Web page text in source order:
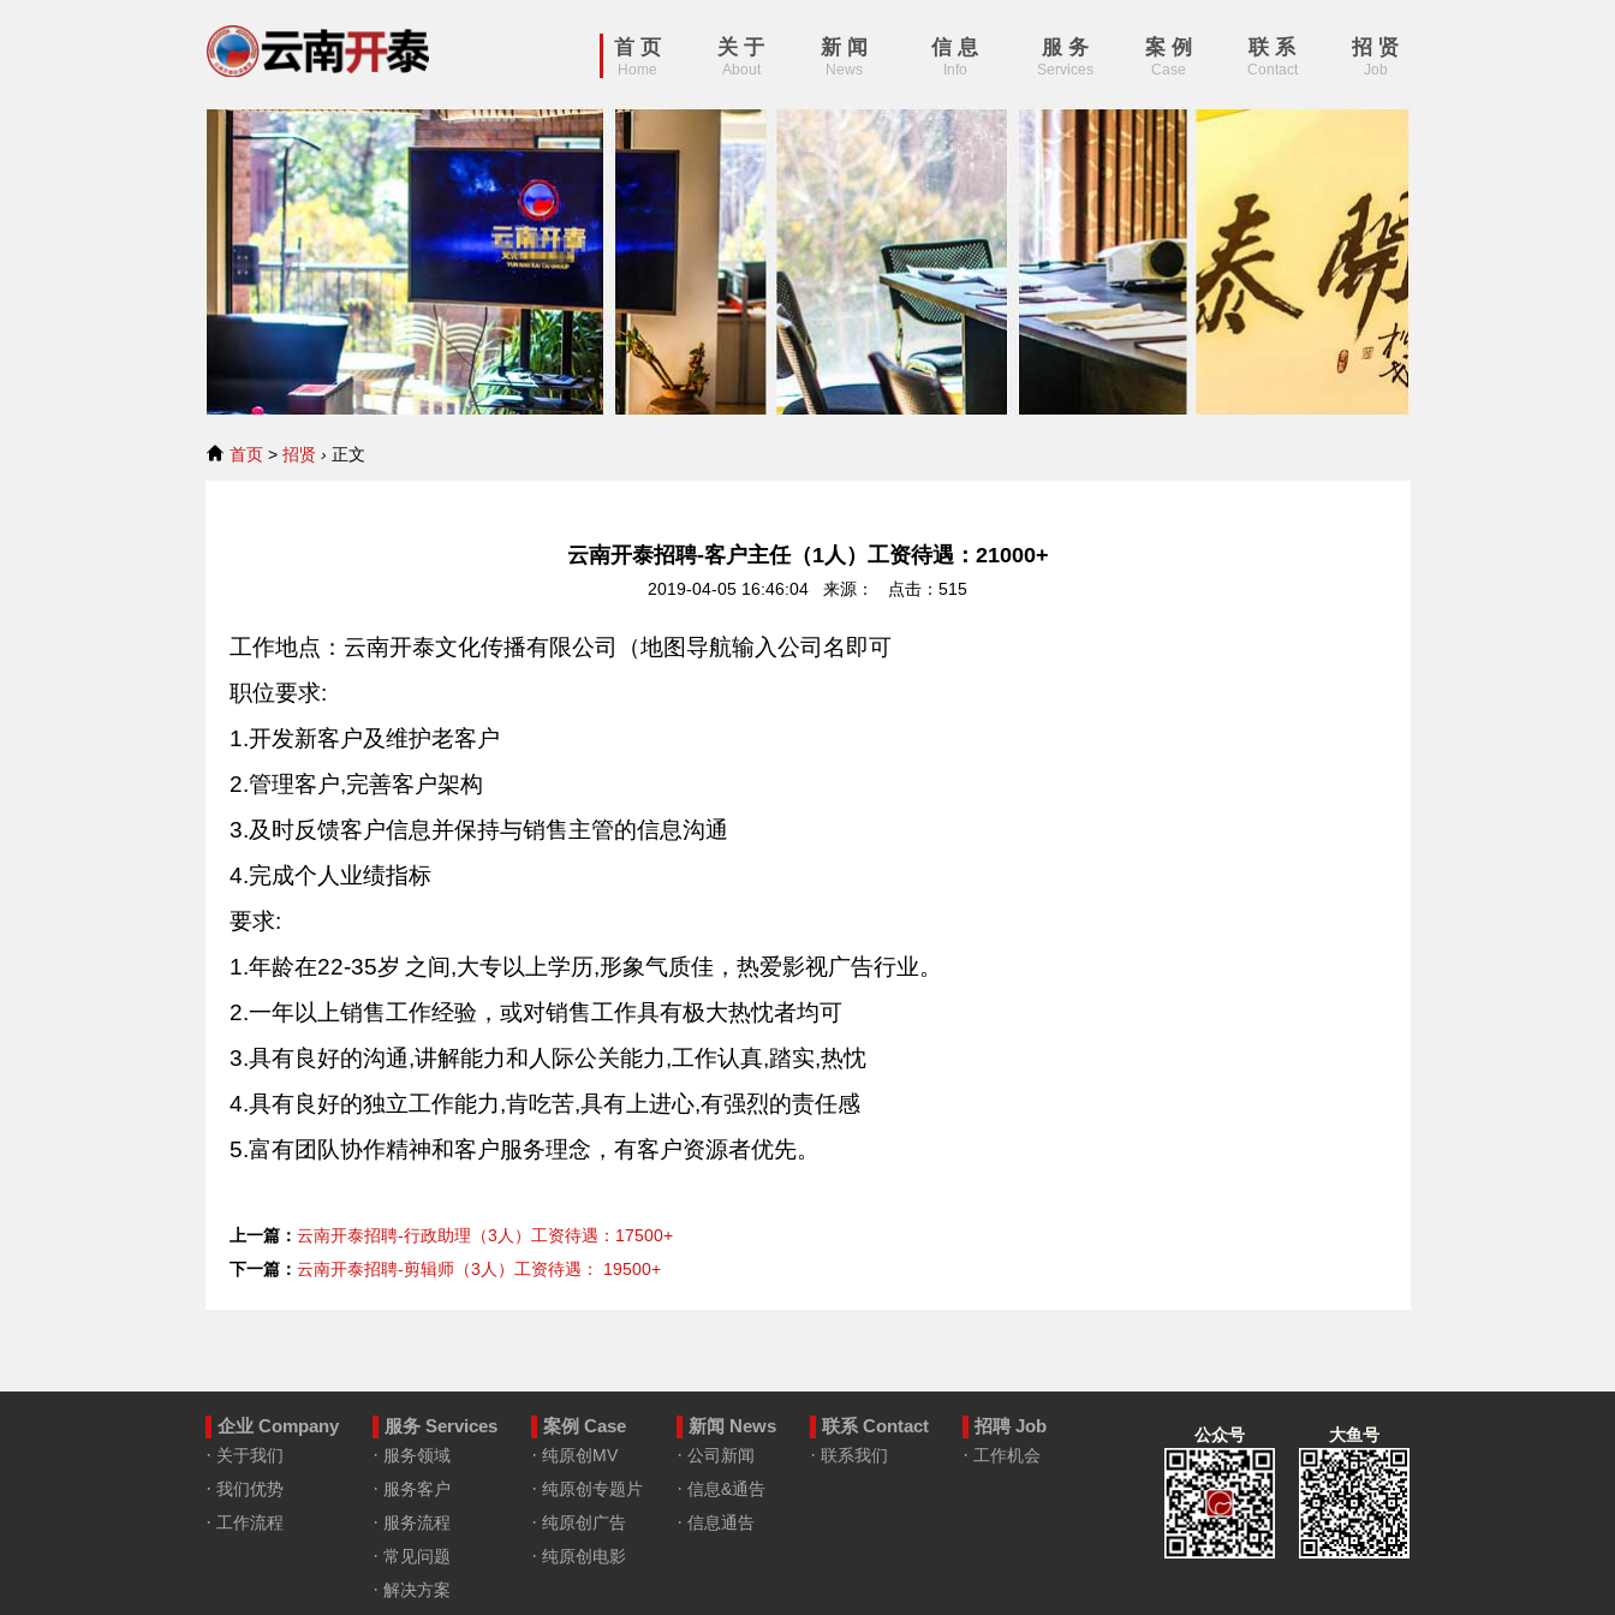
首 页
Home
关 于
About
新 闻
News
信 息
Info
服 务
Services
案 例
Case
联 系
Contact
招 贤
Job
首页> 招贤 › 正文
云南开泰招聘-客户主任（1人）工资待遇：21000+
2019-04-05 16:46:04 来源： 点击： 515
工作地点：云南开泰文化传播有限公司（地图导航输入公司名即可
职位要求:
1.开发新客户及维护老客户
2.管理客户,完善客户架构
3.及时反馈客户信息并保持与销售主管的信息沟通
4.完成个人业绩指标
要求:
1.年龄在22-35岁 之间,大专以上学历,形象气质佳，热爱影视广告行业。
2.一年以上销售工作经验，或对销售工作具有极大热忱者均可
3.具有良好的沟通,讲解能力和人际公关能力,工作认真,踏实,热忱
4.具有良好的独立工作能力,肯吃苦,具有上进心,有强烈的责任感
5.富有团队协作精神和客户服务理念，有客户资源者优先。
上一篇： 云南开泰招聘-行政助理（3人）工资待遇：17500+
下一篇： 云南开泰招聘-剪辑师（3人）工资待遇： 19500+
企业 Company
· 关于我们
· 我们优势
· 工作流程
服务 Services
· 服务领域
· 服务客户
· 服务流程
· 常见问题
· 解决方案
案例 Case
· 纯原创MV
· 纯原创专题片
· 纯原创广告
· 纯原创电影
新闻 News
· 公司新闻
· 信息&通告
· 信息通告
联系 Contact
· 联系我们
招聘 Job
· 工作机会
公众号 大鱼号